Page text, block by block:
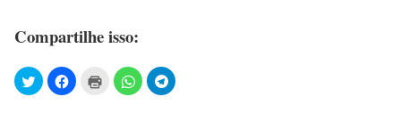
Compartilhe isso: